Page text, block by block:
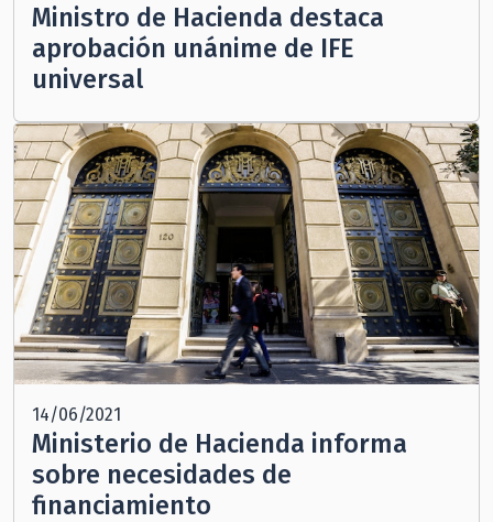
Ministro de Hacienda destaca
aprobación unánime de IFE
universal
14/06/2021
Ministerio de Hacienda informa
sobre necesidades de
financiamiento